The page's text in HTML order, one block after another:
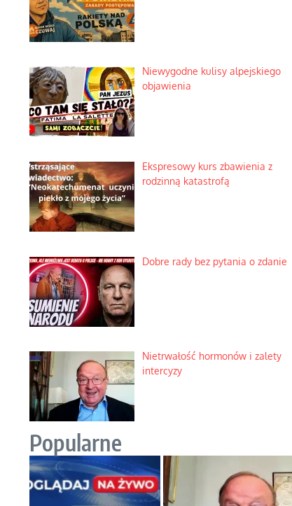
Niewygodne kulisy alpejskiego
objawienia
Ekspresowy kurs zbawienia z
rodzinną katastrofą
Dobre rady bez pytania o zdanie
Nietrwałość hormonów i zalety
intercyzy
Popularne